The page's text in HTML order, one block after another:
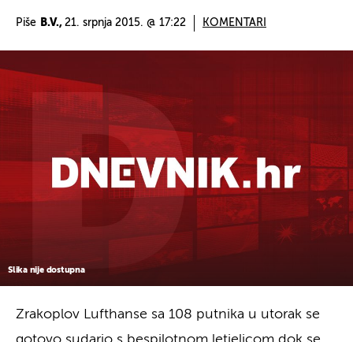
Piše B.V., 21. srpnja 2015. @ 17:22 KOMENTARI
Slika nije dostupna
Zrakoplov Lufthanse sa 108 putnika u utorak se